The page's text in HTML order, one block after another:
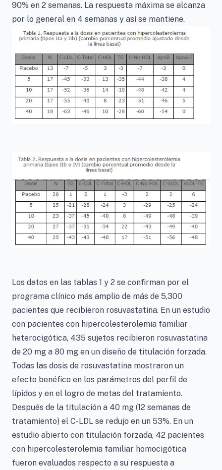
90% en 2 semanas. La respuesta máxima se alcanza
por lo general en 4 semanas y así se mantiene.
Los datos en las tablas 1 y 2 se confirman por el
programa clínico más amplio de más de 5,300
pacientes que recibieron rosuvastatina. En un estudio
con pacientes con hipercolesterolemia familiar
heterocigótica, 435 sujetos recibieron rosuvastatina
de 20 mg a 80 mg en un diseño de titulación forzada.
Todas las dosis de rosuvastatina mostraron un
efecto benéfico en los parámetros del perfil de
lípidos y en el logro de metas del tratamiento.
Después de la titulación a 40 mg (12 semanas de
tratamiento) el C-LDL se redujo en un 53%. En un
estudio abierto con titulación forzada, 42 pacientes
con hipercolesterolemia familiar homocigótica
fueron evaluados respecto a su respuesta a